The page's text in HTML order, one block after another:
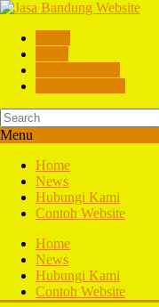
Menu
Home
News
Hubungi Kami
Contoh Website
Home
News
Hubungi Kami
Contoh Website